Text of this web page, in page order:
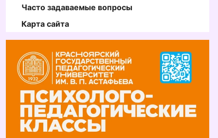
Часто задаваемые вопросы
Карта сайта